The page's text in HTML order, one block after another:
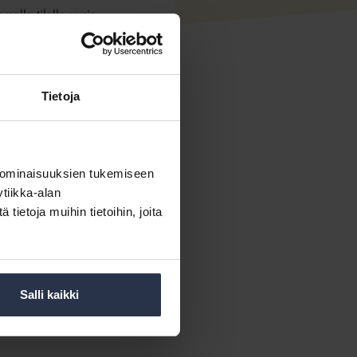
Tietoja
tukemiseen
alan
tietoja muihin tietoihin, joita
Salli kaikki
tilalle uusia
osakkaiden
esimerkiksi
jää teoriaksi, Sallmén
lisärakentamisesta.